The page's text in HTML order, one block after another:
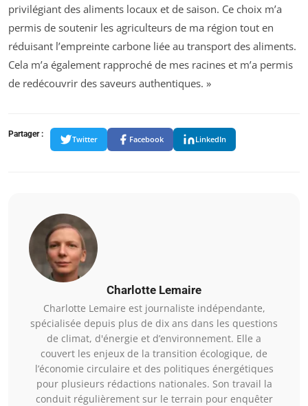
privilégiant des aliments locaux et de saison. Ce choix m’a
permis de soutenir les agriculteurs de ma région tout en
réduisant l’empreinte carbone liée au transport des aliments.
Cela m’a également rapproché de mes racines et m’a permis
de redécouvrir des saveurs authentiques. »
Partager :
Twitter Facebook LinkedIn
Charlotte Lemaire
Charlotte Lemaire est journaliste indépendante,
spécialisée depuis plus de dix ans dans les questions
de climat, d'énergie et d’environnement. Elle a
couvert les enjeux de la transition écologique, de
l’économie circulaire et des politiques énergétiques
pour plusieurs rédactions nationales. Son travail la
conduit régulièrement sur le terrain pour enquêter